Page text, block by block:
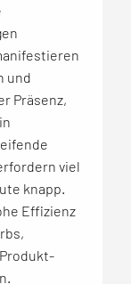
und
Präsenz,
viel
knapp.
Effizienz